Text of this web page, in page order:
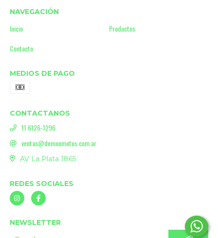
NAVEGACIÓN
Inicio
Productos
Contacto
MEDIOS DE PAGO
CONTACTANOS
11 6126-1296
ventas@demonmotos.com.ar
AV La Plata 1865
REDES SOCIALES
NEWSLETTER